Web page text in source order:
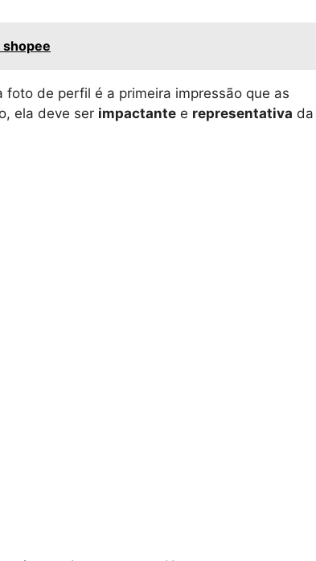
de perfil é a primeira impressão que as
ela deve ser impactante e representativa da